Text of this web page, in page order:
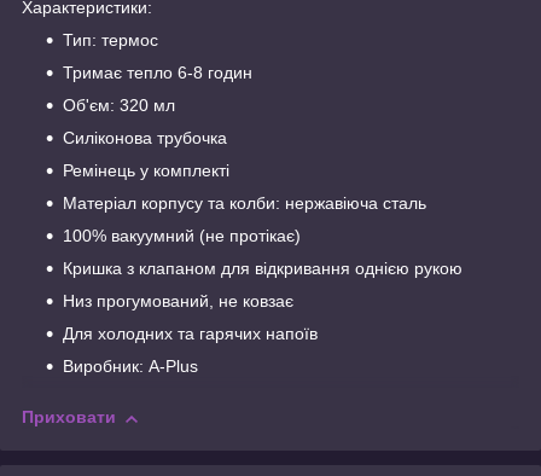
Характеристики:
Тип: термос
Тримає тепло 6-8 годин
Об'єм: 320 мл
Силіконова трубочка
Ремінець у комплекті
Матеріал корпусу та колби: нержавіюча сталь
100% вакуумний (не протікає)
Кришка з клапаном для відкривання однією рукою
Низ прогумований, не ковзає
Для холодних та гарячих напоїв
Виробник: A-Plus
Приховати